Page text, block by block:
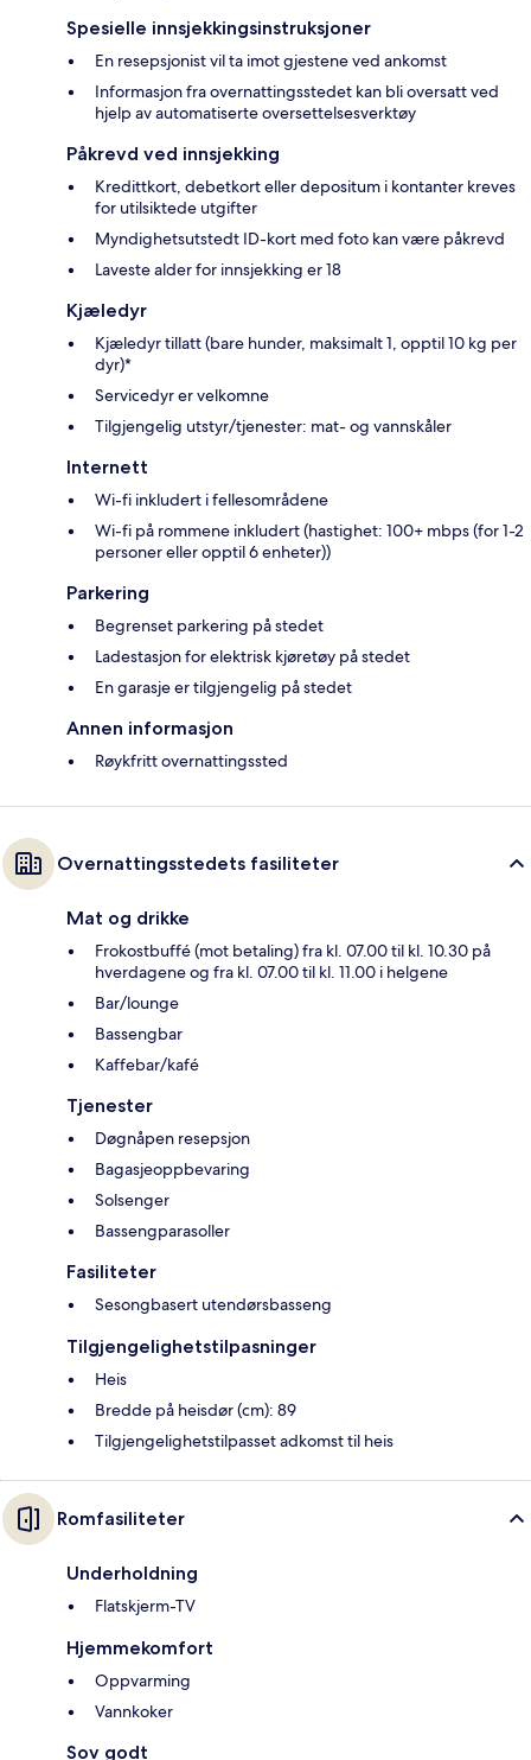
Spesielle innsjekkingsinstruksjoner
En resepsjonist vil ta imot gjestene ved ankomst
Informasjon fra overnattingsstedet kan bli oversatt ved
hjelp av automatiserte oversettelsesverktøy
Påkrevd ved innsjekking
Kredittkort, debetkort eller depositum i kontanter kreves
for utilsiktede utgifter
Myndighetsutstedt ID-kort med foto kan være påkrevd
Laveste alder for innsjekking er 18
Kjæledyr
Kjæledyr tillatt (bare hunder, maksimalt 1, opptil 10 kg per
dyr)*
Servicedyr er velkomne
Tilgjengelig utstyr/tjenester: mat- og vannskåler
Internett
Wi-fi inkludert i fellesområdene
Wi-fi på rommene inkludert (hastighet: 100+ mbps (for 1-2
personer eller opptil 6 enheter))
Parkering
Begrenset parkering på stedet
Ladestasjon for elektrisk kjøretøy på stedet
En garasje er tilgjengelig på stedet
Annen informasjon
Røykfritt overnattingssted
Overnattingsstedets fasiliteter
Mat og drikke
Frokostbuffé (mot betaling) fra kl. 07.00 til kl. 10.30 på
hverdagene og fra kl. 07.00 til kl. 11.00 i helgene
Bar/lounge
Bassengbar
Kaffebar/kafé
Tjenester
Døgnåpen resepsjon
Bagasjeoppbevaring
Solsenger
Bassengparasoller
Fasiliteter
Sesongbasert utendørsbasseng
Tilgjengelighetstilpasninger
Heis
Bredde på heisdør (cm): 89
Tilgjengelighetstilpasset adkomst til heis
Romfasiliteter
Underholdning
Flatskjerm-TV
Hjemmekomfort
Oppvarming
Vannkoker
Sov godt